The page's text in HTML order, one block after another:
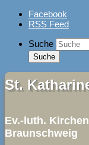
Skip
Facebook
RSS Feed
Suche
St.
Ev.-luth.
Braunschweig